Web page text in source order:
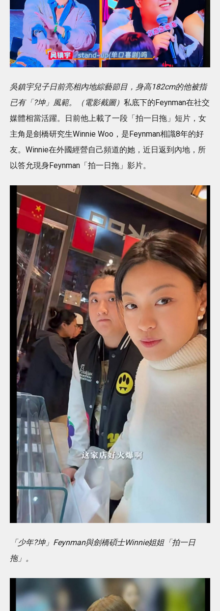
吳鎮宇兒子日前亮相內地綜藝節目，身高182cm的他被指
已有「?坤」風範。（電影截圖） 私底下的Feynman在社交
媒體相當活躍。日前他上載了一段「拍一日拖」短片，女
主角是劍橋研究生Winnie Woo，是Feynman相識8年的好
友。Winnie在外國經營自己頻道的她，近日返到內地，所
以答允現身Feynman「拍一日拖」影片。
「少年?坤」Feynman與劍橋碩士Winnie姐姐「拍一日
拖」。